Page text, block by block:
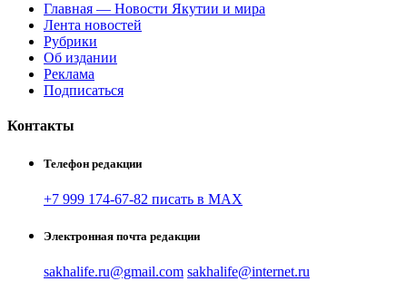
Главная — Новости Якутии и мира
Лента новостей
Рубрики
Об издании
Реклама
Подписаться
Контакты
Телефон редакции
+7 999 174-67-82 писать в MAX
Электронная почта редакции
sakhalife.ru@gmail.com sakhalife@internet.ru